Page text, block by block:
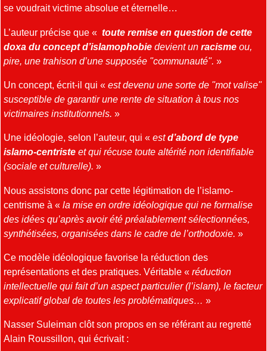
se voudrait victime absolue et éternelle…
L’auteur précise que « toute remise en question de cette
doxa du concept d’islamophobie devient un racisme ou,
pire, une trahison d’une supposée "communauté". »
Un concept, écrit-il qui « est devenu une sorte de "mot valise"
susceptible de garantir une rente de situation à tous nos
victimaires institutionnels. »
Une idéologie, selon l’auteur, qui « estd’abord de type
islamo-centriste et qui récuse toute altérité non identifiable
(sociale et culturelle). »
Nous assistons donc par cette légitimation de l’islamo-
centrisme à « la mise en ordre idéologique qui ne formalise
des idées qu’après avoir été préalablement sélectionnées,
synthétisées, organisées dans le cadre de l’orthodoxie. »
Ce modèle idéologique favorise la réduction des
représentations et des pratiques. Véritable « réduction
intellectuelle qui fait d’un aspect particulier (l’islam), le facteur
explicatif global de toutes les problématiques… »
Nasser Suleiman clôt son propos en se référant au regretté
Alain Roussillon, qui écrivait :